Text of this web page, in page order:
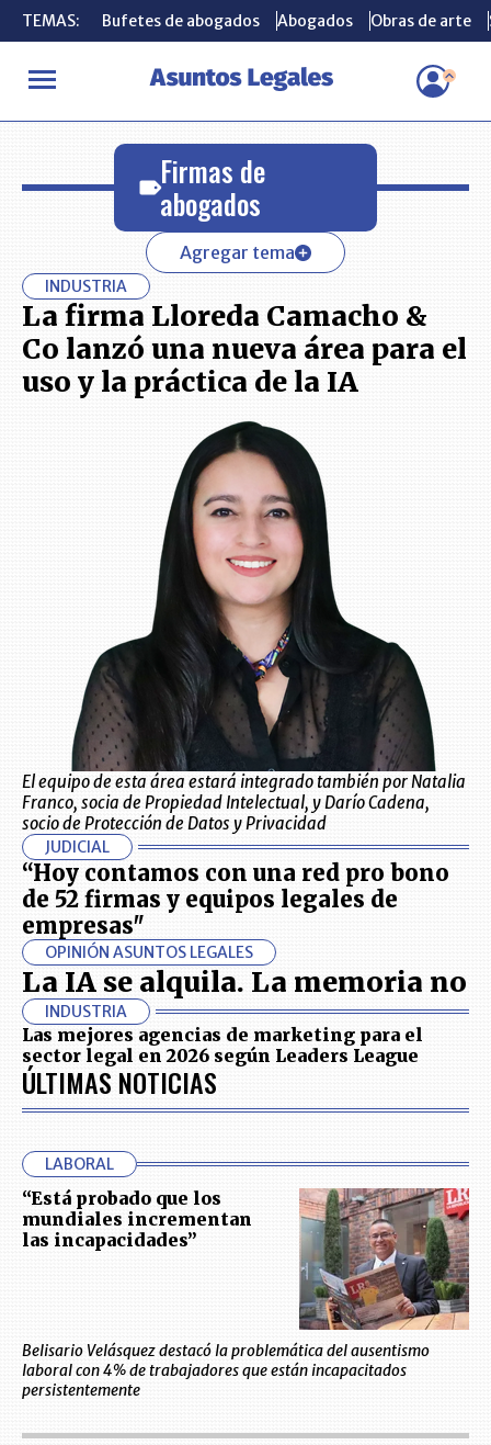
TEMAS: Bufetes de abogados Abogados Obras de arte
INICIO Firmas de abogados
TEMAS: Bufetes de abogados Abogados Obras de arte
Firmas de
abogados
Agregar tema
INDUSTRIA
La firma Lloreda Camacho &
Co lanzó una nueva área para el
uso y la práctica de la IA
El equipo de esta área estará integrado también por Natalia
Franco, socia de Propiedad Intelectual, y Darío Cadena,
socio de Protección de Datos y Privacidad
JUDICIAL
“Hoy contamos con una red pro bono
de 52 firmas y equipos legales de
empresas"
OPINIÓN ASUNTOS LEGALES
La IA se alquila. La memoria no
INDUSTRIA
Las mejores agencias de marketing para el
sector legal en 2026 según Leaders League
ÚLTIMAS NOTICIAS
LABORAL
“Está probado que los
mundiales incrementan
las incapacidades”
Belisario Velásquez destacó la problemática del ausentismo
laboral con 4% de trabajadores que están incapacitados
persistentemente